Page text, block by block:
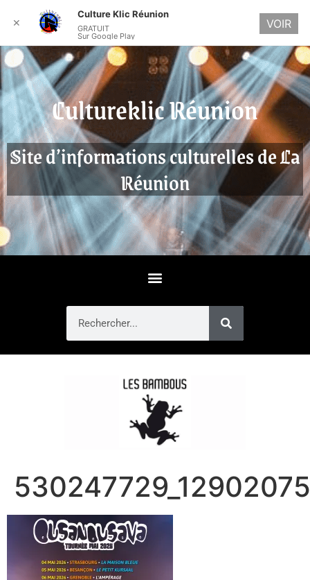
Cultureklic Réunion
Site d’informations culturelles de La
Réunion
✕
Culture Klic Réunion
GRATUIT
Sur Google Play
VOIR